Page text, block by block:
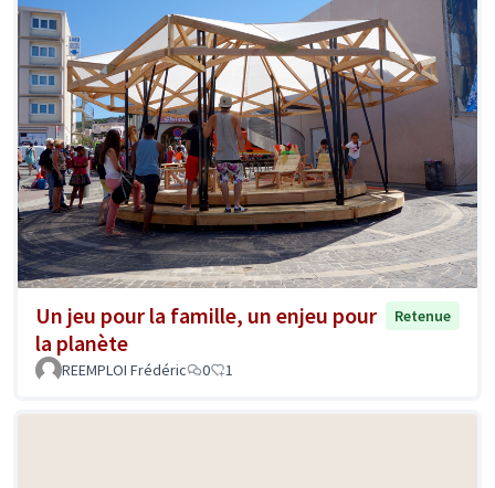
Un jeu pour la famille, un enjeu pour
la planète
Retenue
REEMPLOI Frédéric 0 1